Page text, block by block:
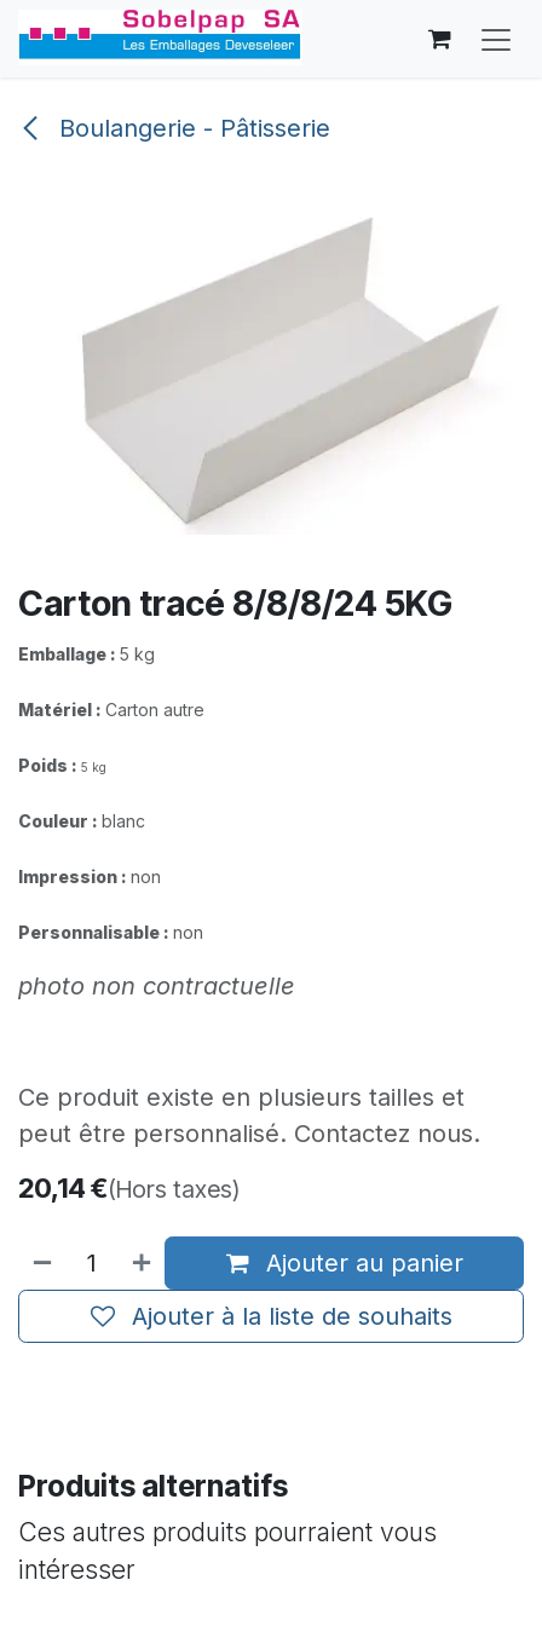
Se rendre au contenu
Boulangerie - Pâtisserie
Carton tracé 8/8/8/24 5KG
Emballage : 5 kg
Matériel : Carton autre
Poids : 5 kg
Couleur : blanc
Impression : non
Personnalisable : non
photo non contractuelle
Ce produit existe en plusieurs tailles et
peut être personnalisé. Contactez nous.
20,14€(Hors taxes)
Ajouter au panier
Ajouter à la liste de souhaits
Produits alternatifs
Ces autres produits pourraient vous
intéresser